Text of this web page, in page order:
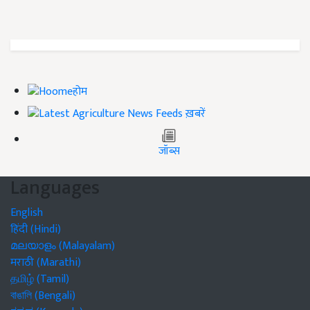
होम
ख़बरें
जॉब्स
Languages
English
हिंदी (Hindi)
മലയാളം (Malayalam)
मराठी (Marathi)
தமிழ் (Tamil)
বাঙালি (Bengali)